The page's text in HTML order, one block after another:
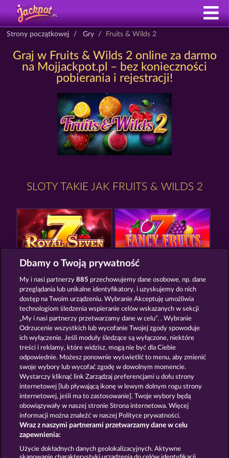
Strony początkowej Gry Fruits & Wilds 2
Graj w Fruits & Wilds 2 online za darmo
na Mojjackpot.pl – bez konieczności
pobierania i rejestracji!
SLOTY TAKIE JAK FRUITS & WILDS 2
ROYAL SEVEN
BACK TO THE FRUITS BLAZING STAR
Zasady i warunki Polityka prywatności
Nota prawna Firma FAQ
Program partnerski Facebook
Prześlij wniosek o wypłatę
Dbamy o Twoją prywatność
My i nasi partnerzy885 przechowujemy dane osobowe, np. dane
przeglądania lub unikalne identyfikatory, i uzyskujemy do nich
dostęp na Twoim urządzeniu. Wybranie Akceptuję umożliwia
technologiom śledzenia wspieranie celów wskazanych w sekcji
„My i nasi partnerzy przetwarzamy dane w celu”. . Wybranie
Odrzucenie wszystkich lub wycofanie Twojej zgody spowoduje
ich wyłączenie. Jeśli moduły śledzące są wyłączone, niektóre
treści i reklamy, które widzisz, mogą nie być dla Ciebie
odpowiednie. Możesz ponownie wyświetlić to menu, aby zmienić
swoje wybory lub wycofać zgodę w dowolnym momencie.
Wystarczy kliknąć link Zarządzaj preferencjami u dołu strony
internetowej [lub pływającą ikonę w lewym dolnym rogu strony
internetowej, jeśli ma to zastosowanie]. Twoje wybory będą
obowiązywały w naszej stronie Strona internetowa. Więcej
informacji można znaleźć w naszej Polityce prywatności.
Wraz z naszymi partnerami przetwarzamy dane w celu
zapewnienia:
Użycie dokładnych danych geolokalizacyjnych. Aktywne